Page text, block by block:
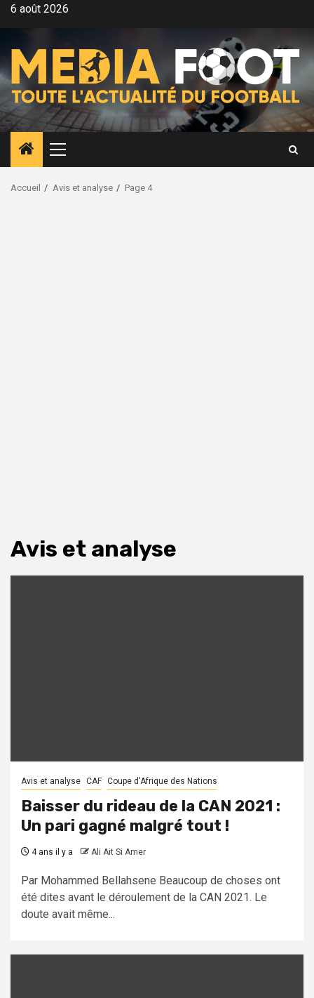
Aller6 août 2026
Menu
principal
Accueil Avis et analyse Page 4
Avis et analyse
Avis et analyse CAF Coupe d'Afrique des Nations
Baisser du rideau de la CAN 2021 :
Un pari gagné malgré tout !
4 ans il y a Ali Ait Si Amer
Par Mohammed Bellahsene Beaucoup de choses ont
été dites avant le déroulement de la CAN 2021. Le
doute avait même...